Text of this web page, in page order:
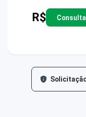
R$